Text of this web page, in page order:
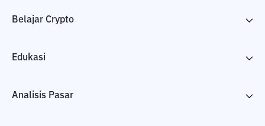
Belajar Crypto
Edukasi
Analisis Pasar